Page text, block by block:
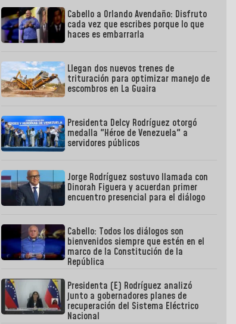
Cabello a Orlando Avendaño: Disfruto
cada vez que escribes porque lo que
haces es embarrarla
Llegan dos nuevos trenes de
trituración para optimizar manejo de
escombros en La Guaira
Presidenta Delcy Rodríguez otorgó
medalla "Héroe de Venezuela" a
servidores públicos
Jorge Rodríguez sostuvo llamada con
Dinorah Figuera y acuerdan primer
encuentro presencial para el diálogo
Cabello: Todos los diálogos son
bienvenidos siempre que estén en el
marco de la Constitución de la
República
Presidenta (E) Rodríguez analizó
junto a gobernadores planes de
recuperación del Sistema Eléctrico
Nacional